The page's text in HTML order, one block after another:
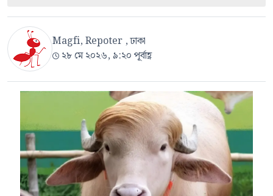
Magfi, Repoter , ঢাকা
২৮ মে ২০২৬, ৯:২০ পূর্বাহ্ণ